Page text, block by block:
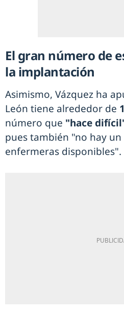
El gran número de
la implantación
Asimismo, Vázquez ha
León tiene alrededor de
número que "hace
pues también "no hay
enfermeras disponibles".